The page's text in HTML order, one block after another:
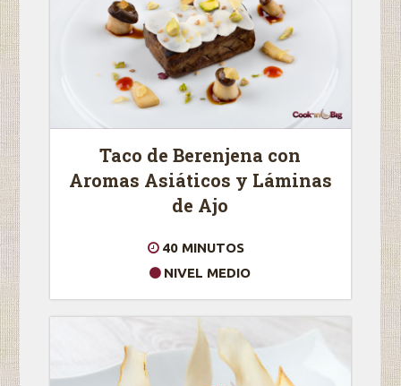
Taco de Berenjena con
Aromas Asiáticos y Láminas
de Ajo
40 MINUTOS
NIVEL MEDIO